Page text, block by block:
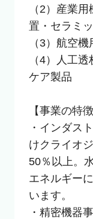
（2）産業
置・セラミ
（3）航空
（4）人工
ケア製品
【事業の特
・インダス
けクライオ
50％以上。
エネルギー
います。
・精密機器